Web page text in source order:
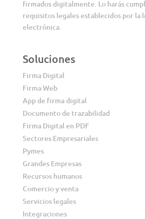
firmados digitalmente. Lo harás
requisitos legales establecidos por la
electrónica.
Soluciones
Firma Digital
Firma Web
App de firma digital
Documento de trazabilidad
Firma Digital en PDF
Sectores Empresariales
Pymes
Grandes Empresas
Recursos humanos
Comercio y venta
Servicios legales
Integraciones